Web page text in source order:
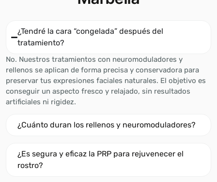
¿Tendré la cara “congelada” después del
tratamiento?
No. Nuestros tratamientos con neuromoduladores y
rellenos se aplican de forma precisa y conservadora para
preservar tus expresiones faciales naturales. El objetivo es
conseguir un aspecto fresco y relajado, sin resultados
artificiales ni rigidez.
¿Cuánto duran los rellenos y neuromoduladores?
¿Es segura y eficaz la PRP para rejuvenecer el
rostro?